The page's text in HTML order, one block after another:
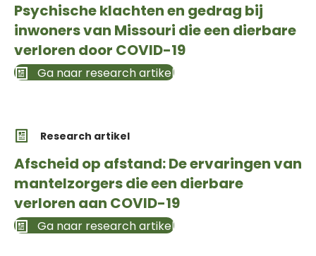
Psychische klachten en gedrag bij
inwoners van Missouri die een dierbare
verloren door COVID-19
Ga naar research artikel
Research artikel
Afscheid op afstand: De ervaringen van
mantelzorgers die een dierbare
verloren aan COVID-19
Ga naar research artikel